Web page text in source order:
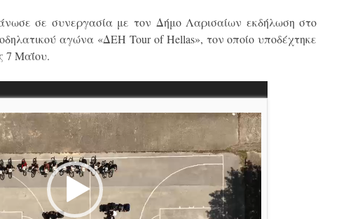
σε συνεργασία με τον Δήμο Λαρισαίων εκδήλωση στο
αγώνα «ΔΕΗ Tour of Hellas», τον οποίο υποδέχτηκε
7 Μαΐου.